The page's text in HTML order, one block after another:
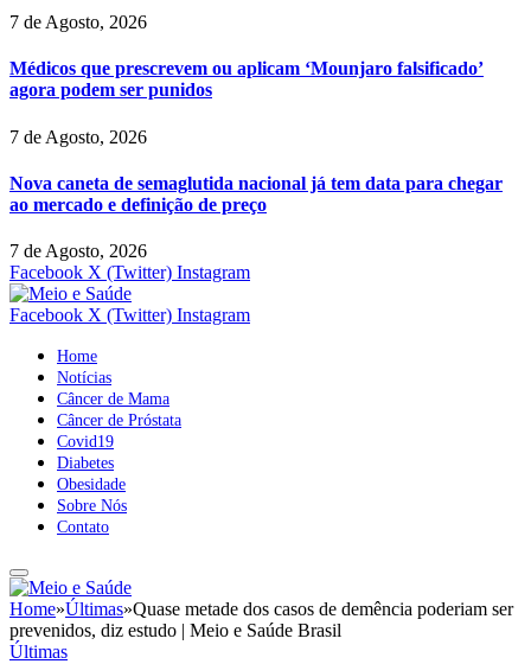
7 de Agosto, 2026
Médicos que prescrevem ou aplicam ‘Mounjaro falsificado’
agora podem ser punidos
7 de Agosto, 2026
Nova caneta de semaglutida nacional já tem data para chegar
ao mercado e definição de preço
7 de Agosto, 2026
Facebook X (Twitter) Instagram
Facebook X (Twitter) Instagram
Home
Notícias
Câncer de Mama
Câncer de Próstata
Covid19
Diabetes
Obesidade
Sobre Nós
Contato
Home»Últimas»Quase metade dos casos de demência poderiam ser
prevenidos, diz estudo | Meio e Saúde Brasil
Últimas